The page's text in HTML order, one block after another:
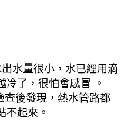
水量很小，水已經用滴
冷了，很怕會感冒 。
後發現，熱水管路都
不起來。